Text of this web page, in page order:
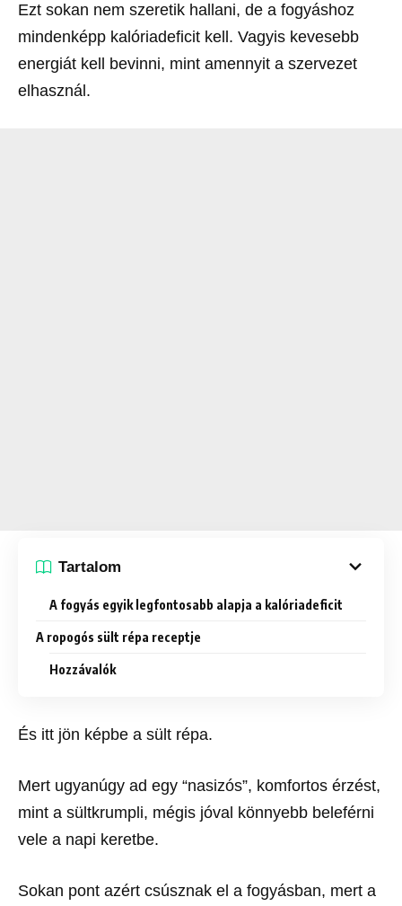
Ezt sokan nem szeretik hallani, de a fogyáshoz
mindenképp kalóriadeficit kell. Vagyis kevesebb
energiát kell bevinni, mint amennyit a szervezet
elhasznál.
Tartalom
A fogyás egyik legfontosabb alapja a kalóriadeficit
A ropogós sült répa receptje
Hozzávalók
És itt jön képbe a sült répa.
Mert ugyanúgy ad egy “nasizós”, komfortos érzést,
mint a sültkrumpli, mégis jóval könnyebb beleférni
vele a napi keretbe.
Sokan pont azért csúsznak el a fogyásban, mert a